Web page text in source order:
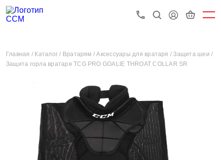
Главная / Каталог / Вратарям /Аксессуары для вратаря /Защита шеи /
Защита горла вратаря TCG PRO GOALIE THROAT COLLAR SR